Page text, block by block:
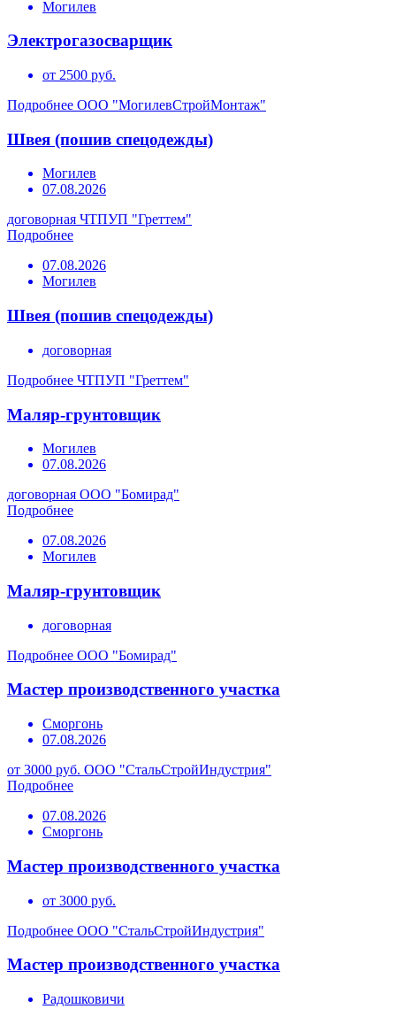
Могилев
Электрогазосварщик
от 2500 руб.
Подробнее ООО "МогилевСтройМонтаж"
Швея (пошив спецодежды)
Могилев
07.08.2026
договорная ЧТПУП "Греттем"
Подробнее
07.08.2026
Могилев
Швея (пошив спецодежды)
договорная
Подробнее ЧТПУП "Греттем"
Маляр-грунтовщик
Могилев
07.08.2026
договорная ООО "Бомирад"
Подробнее
07.08.2026
Могилев
Маляр-грунтовщик
договорная
Подробнее ООО "Бомирад"
Мастер производственного участка
Сморгонь
07.08.2026
от 3000 руб. ООО "СтальСтройИндустрия"
Подробнее
07.08.2026
Сморгонь
Мастер производственного участка
от 3000 руб.
Подробнее ООО "СтальСтройИндустрия"
Мастер производственного участка
Радошковичи